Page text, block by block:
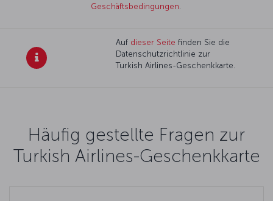
Geschäftsbedingungen
Auf dieser Seite finden Sie die
Datenschutzrichtlinie zur
Turkish Airlines-Geschenkkarte.
Häufig gestellte Fragen zur
Turkish Airlines-Geschenkkarte